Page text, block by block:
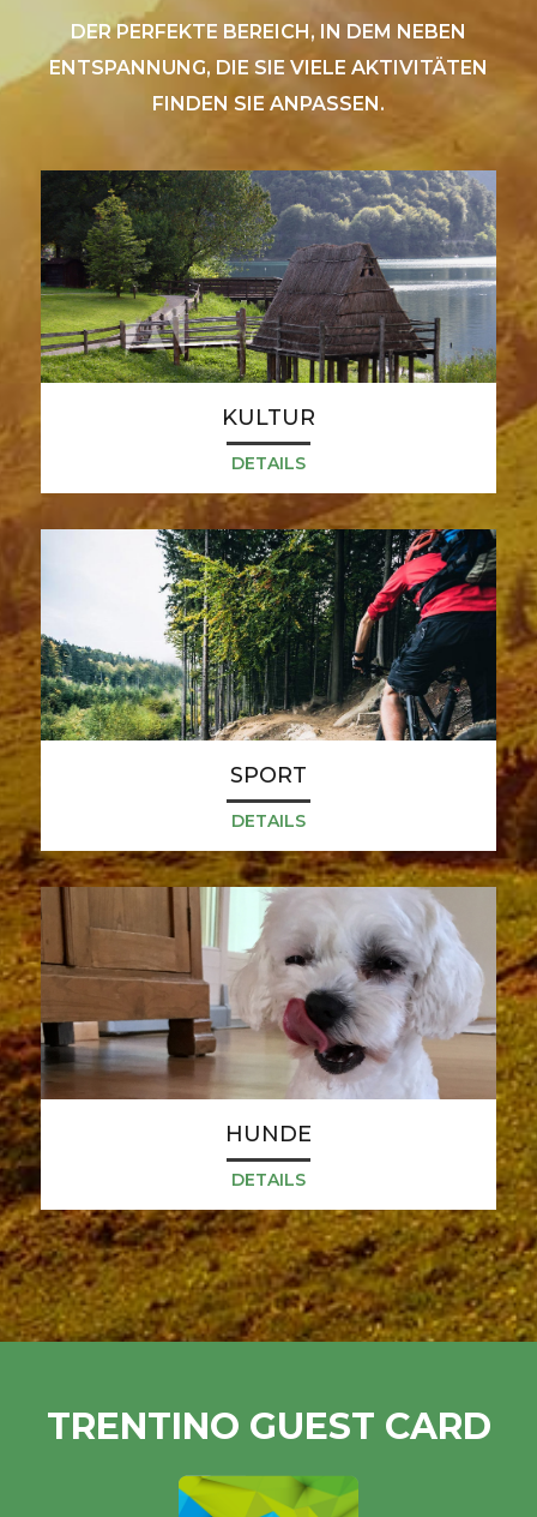
DER PERFEKTE BEREICH, IN DEM NEBEN
ENTSPANNUNG, DIE SIE VIELE AKTIVITÄTEN
FINDEN SIE ANPASSEN.
KULTUR
DETAILS
SPORT
DETAILS
HUNDE
DETAILS
TRENTINO GUEST CARD